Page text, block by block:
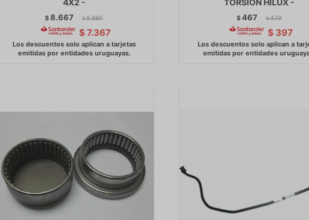
4X2 -
$8.667 $ 8.880
$ 7.367
TORSION HILUX -
$467 $ 479
$ 397